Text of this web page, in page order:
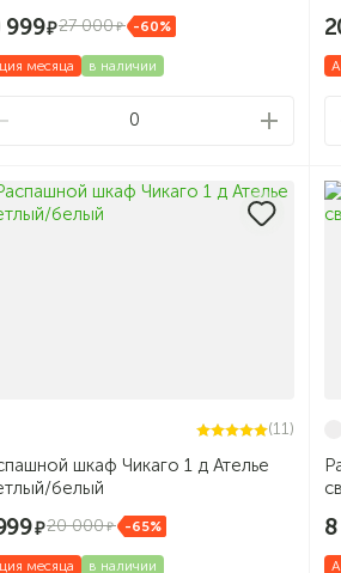
999 27 000 -60%
месяца в наличии
0
(11)
шкаф Чикаго 1 д Ателье
белый
20 000 -65%
месяца в наличии